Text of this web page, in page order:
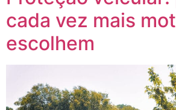
cada vez mais
escolhem